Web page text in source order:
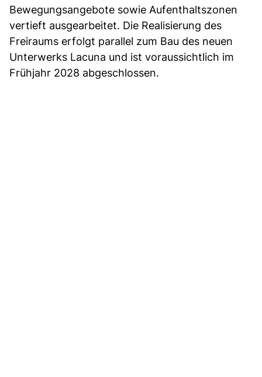
Bewegungsangebote sowie Aufenthaltszonen
vertieft ausgearbeitet. Die Realisierung des
Freiraums erfolgt parallel zum Bau des neuen
Unterwerks Lacuna und ist voraussichtlich im
Frühjahr 2028 abgeschlossen.